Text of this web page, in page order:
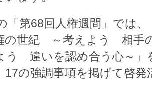
「第68回人権週間」では
の世紀 ～考えよう 相手
う 違いを認め合う心～」
17の強調事項を掲げて啓発